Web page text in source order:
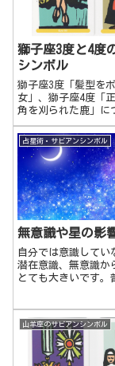
獅子座3度と4度
シンボル
獅子座3度「髪型を
女」、獅子座4度「
角を刈られた鹿」に
す。獅子座3度 髪
た女周りを気にせず
きな風に表現したり
る。堂々と自分の意
自立した強い自分を
規範に捕らわれ...
占星術・サビアンシンボル
無意識や星の影
自分では意識してい
潜在意識、無意識か
とても大きいです。
の影響を受けていま
のことは全く知らな
たちは星の影響下に
山羊座のサビアンシンボル